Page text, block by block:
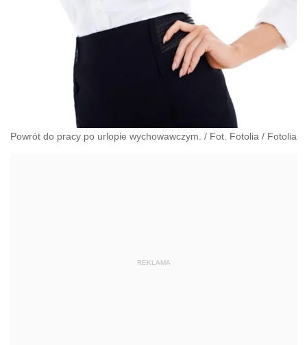
Powrót do pracy po urlopie wychowawczym. / Fot. Fotolia / Fotolia